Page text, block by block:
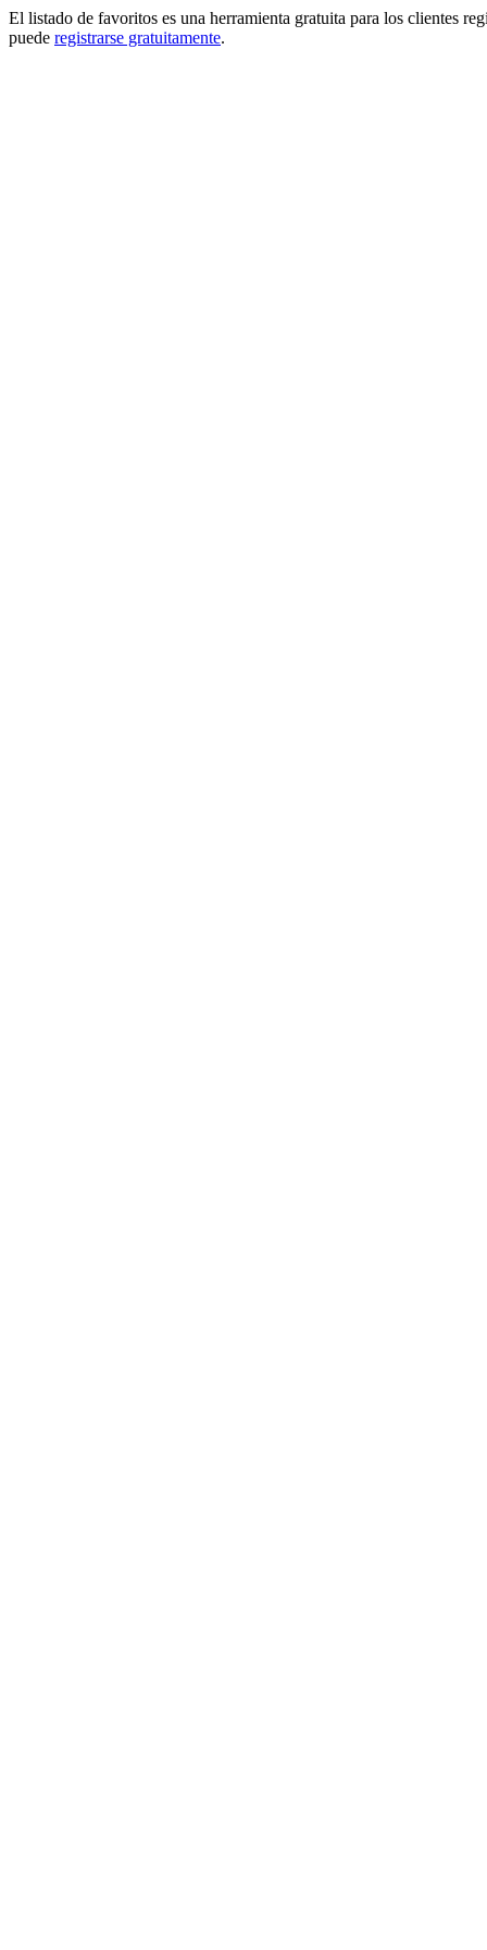
El listado de favoritos es una herramienta gratuita para los clientes
puede registrarse gratuitamente.